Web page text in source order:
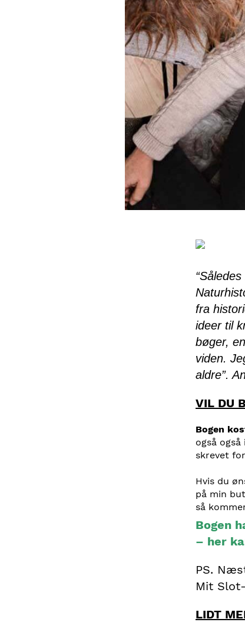
fra
ideer til
bøger,
viden.
aldre”.
VIL DU
Bogen
også
skrevet
Hvis du
på min
så
Bogen
– her
PS.
Mit
LIDT